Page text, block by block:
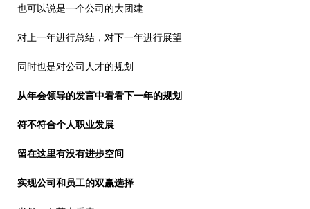
也可以说是一个公司的大团建
对上一年进行总结，对下一年进行展望
同时也是对公司人才的规划
从年会领导的发言中看看下一年的规划
符不符合个人职业发展
留在这里有没有进步空间
实现公司和员工的双赢选择